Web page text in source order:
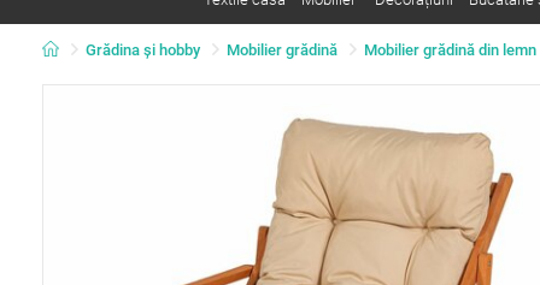
Grădina şi hobby Mobilier grădină Mobilier grădină din lemn